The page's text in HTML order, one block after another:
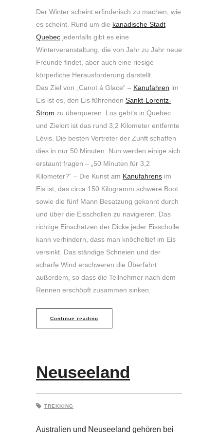
Der Winter scheint erfinderisch zu machen, wie
es scheint. Rund um die kanadische Stadt
Quebec jedenfalls gibt es eine
Winterveranstaltung, die von Jahr zu Jahr neue
Freunde findet, aber auch eine riesige
körperliche Herausforderung darstellt.
Das Ziel von „Canot á Glace“ – Kanufahren im
Eis ist es, den Eis führenden Sankt-Lorentz-
Strom zu überqueren. Los geht’s in Quebec
und Zielort ist das rund 3,2 Kilometer entfernte
Lévis. Die besten Vertreter der Zunft schaffen
dies in nur 50 Minuten. Nun werden einige sich
erstaunt fragen – „50 Minuten für 3,2
Kilometer?“ – Die Kunst am Kanufahrens im
Eis ist, das circa 150 Kilogramm schwere Boot
sowie die fünf Mann Besatzung gekonnt durch
und über die Eisschollen zu navigieren. Das
richtige Einschätzen der Dicke jeder Eisscholle
kann verhindern, dass man knöcheltief im Eis
versinkt. Das ständige Schneien und der
scharfe Wind erschweren die Überfahrt
außerdem, so dass die Teilnehmer nach dem
Rennen erschöpft zusammen sinken.
Continue reading
Neuseeland
TREKKING
Australien und Neuseeland gehören bei